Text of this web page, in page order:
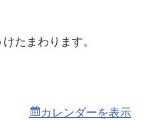
たまわります。
カレンダーを表示